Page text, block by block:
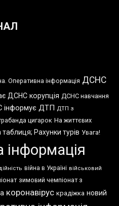
Оперативна інформація ДСНС
ДСНС корупція ДСНС навчання
ДТП ДТП з
цигарок На життєвих
таблиця; Рахунки турів Увага!
інформація
війна в Україні військовий
зимовий чемпіонат з
коронавірус крадіжка новий